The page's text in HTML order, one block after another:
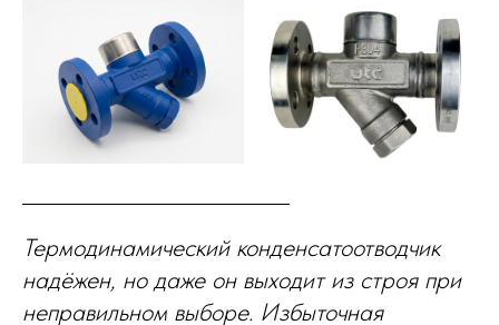
Термодинамический конденсатоотводчик
надёжен, но даже он выходит из строя при
неправильном выборе. Избыточная